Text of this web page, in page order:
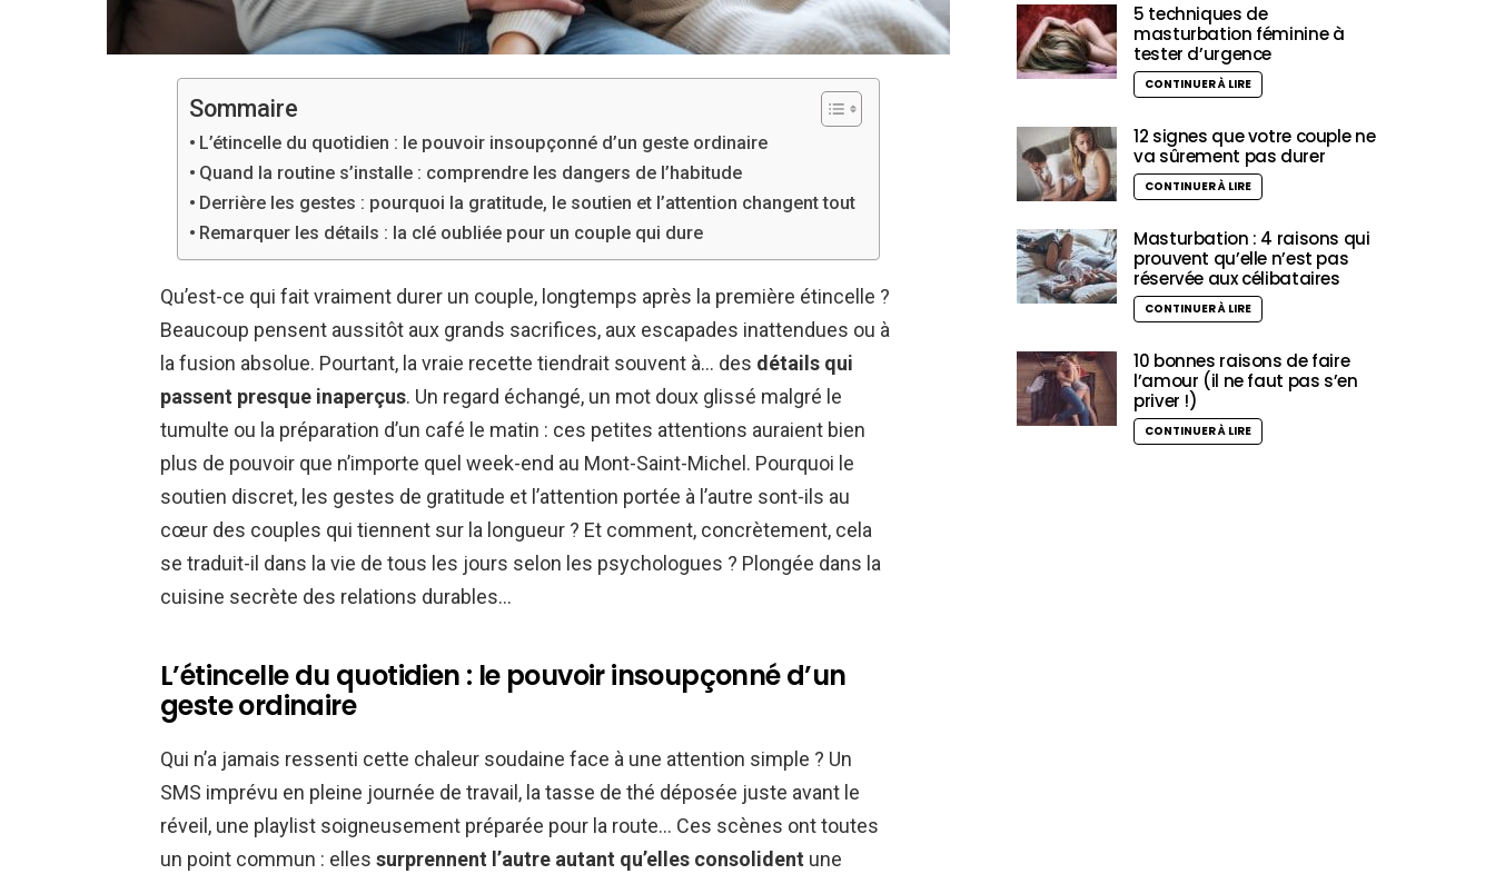
Sommaire
L’étincelle du quotidien : le pouvoir insoupçonné d’un geste ordinaire
Quand la routine s’installe : comprendre les dangers de l’habitude
Derrière les gestes : pourquoi la gratitude, le soutien et l’attention changent tout
Remarquer les détails : la clé oubliée pour un couple qui dure
Qu’est-ce qui fait vraiment durer un couple, longtemps après la première étincelle ?
Beaucoup pensent aussitôt aux grands sacrifices, aux escapades inattendues ou à
la fusion absolue. Pourtant, la vraie recette tiendrait souvent à… des détails qui
passent presque inaperçus. Un regard échangé, un mot doux glissé malgré le
tumulte ou la préparation d’un café le matin : ces petites attentions auraient bien
plus de pouvoir que n’importe quel week-end au Mont-Saint-Michel. Pourquoi le
soutien discret, les gestes de gratitude et l’attention portée à l’autre sont-ils au
cœur des couples qui tiennent sur la longueur ? Et comment, concrètement, cela
se traduit-il dans la vie de tous les jours selon les psychologues ? Plongée dans la
cuisine secrète des relations durables…
L’étincelle du quotidien : le pouvoir insoupçonné d’un
geste ordinaire
Qui n’a jamais ressenti cette chaleur soudaine face à une attention simple ? Un
SMS imprévu en pleine journée de travail, la tasse de thé déposée juste avant le
réveil, une playlist soigneusement préparée pour la route… Ces scènes ont toutes
un point commun : elles surprennent l’autre autant qu’elles consolident une
5 techniques de
masturbation féminine à
tester d’urgence
CONTINUER À LIRE
12 signes que votre couple ne
va sûrement pas durer
CONTINUER À LIRE
Masturbation : 4 raisons qui
prouvent qu’elle n’est pas
réservée aux célibataires
CONTINUER À LIRE
10 bonnes raisons de faire
l’amour (il ne faut pas s’en
priver !)
CONTINUER À LIRE